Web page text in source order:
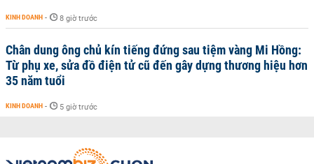
KINH DOANH - 8 giờ trước
Chân dung ông chủ kín tiếng đứng sau tiệm vàng Mi Hồng:
Từ phụ xe, sửa đồ điện tử cũ đến gây dựng thương hiệu hơn
35 năm tuổi
KINH DOANH - 5 giờ trước